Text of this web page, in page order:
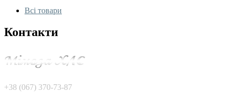
Всі товари
Контакти
+38 (067) 370-73-87